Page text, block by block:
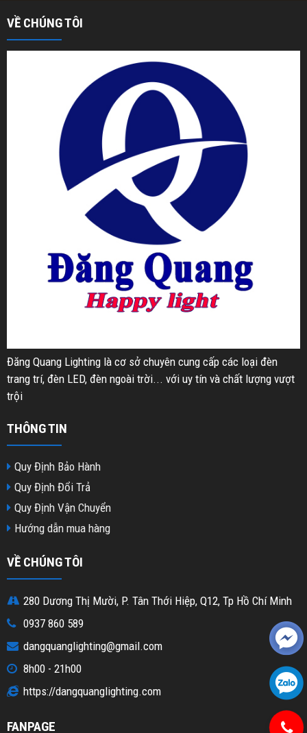
VỀ CHÚNG TÔI
Đăng Quang Lighting là cơ sở chuyên cung cấp các loại đèn
trang trí, đèn LED, đèn ngoài trời... với uy tín và chất lượng vượt
trội
THÔNG TIN
Quy Định Bảo Hành
Quy Định Đổi Trả
Quy Định Vận Chuyển
Hướng dẫn mua hàng
VỀ CHÚNG TÔI
280 Dương Thị Mười, P. Tân Thới Hiệp, Q12, Tp Hồ Chí Minh
0937 860 589
dangquanglighting@gmail.com
8h00 - 21h00
https://dangquanglighting.com
FANPAGE